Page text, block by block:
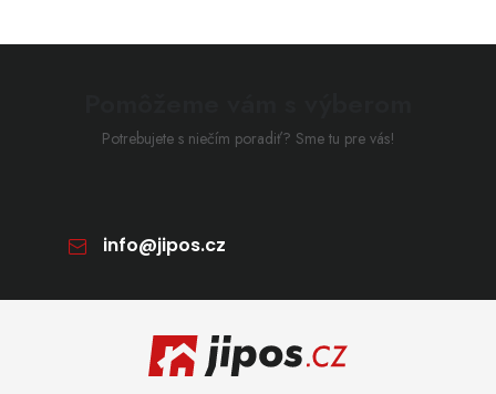
Potrebujete s niečím poradiť? Sme tu pre vás!
info@jipos.cz